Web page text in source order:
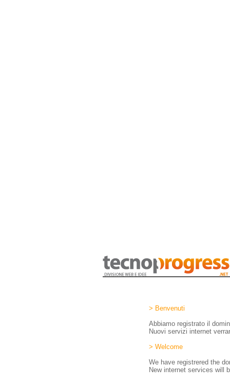
> Benvenuti
Abbiamo registrato il
Nuovi servizi internet
> Welcome
We have registrered the
New internet services will